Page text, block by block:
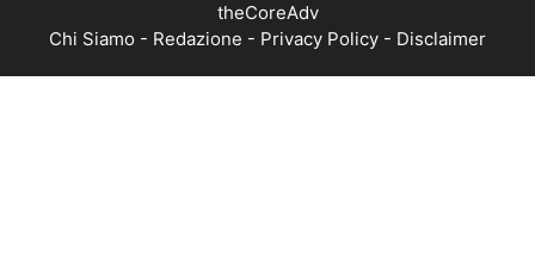
theCoreAdv
Chi Siamo - Redazione - Privacy Policy - Disclaimer